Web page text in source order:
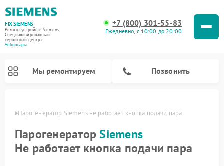
FIX-SIEMENS
Ремонт устройств Siemens
Специализированный
cервисный центр г.
Чебоксары
+7 (800) 301-55-83
Ежедневно, с 10:00 до 20:00
Мы ремонтируем Позвонить
Парогенератор Siemens не работает кнопка подачи пара
ПарогенераторSiemens
Не работает кнопка подачи пара